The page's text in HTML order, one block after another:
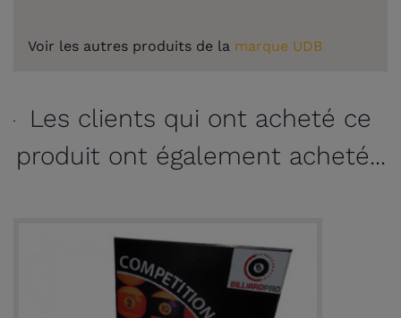
Voir les autres produits de la marque UDB
Les clients qui ont acheté ce
produit ont également acheté...